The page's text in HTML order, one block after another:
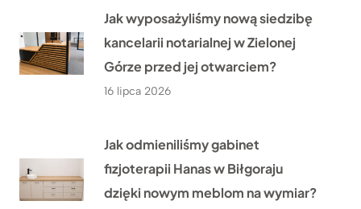
Jak wyposażyliśmy nową siedzibę
kancelarii notarialnej w Zielonej
Górze przed jej otwarciem?
16 lipca 2026
Jak odmieniliśmy gabinet
fizjoterapii Hanas w Biłgoraju
dzięki nowym meblom na wymiar?